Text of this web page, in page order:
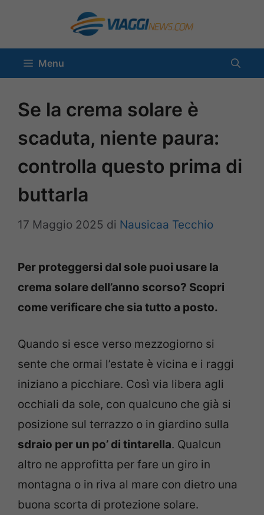
contenuto
Menu
Se la crema solare è
scaduta, niente paura:
controlla questo prima di
buttarla
17 Maggio 2025 di Nausicaa Tecchio
Per proteggersi dal sole puoi usare la
crema solare dell’anno scorso? Scopri
come verificare che sia tutto a posto.
Quando si esce verso mezzogiorno si
sente che ormai l’estate è vicina e i raggi
iniziano a picchiare. Così via libera agli
occhiali da sole, con qualcuno che già si
posizione sul terrazzo o in giardino sulla
sdraio per un po’ di tintarella. Qualcun
altro ne approfitta per fare un giro in
montagna o in riva al mare con dietro una
buona scorta di protezione solare.